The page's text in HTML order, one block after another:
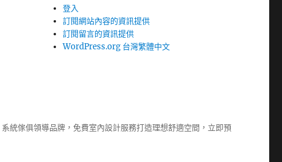
登入
訂閱網站內容的資訊提供
訂閱留言的資訊提供
WordPress.org 台灣繁體中文
系統傢俱領導品牌，免費室內設計服務打造理想舒適空間，立即預